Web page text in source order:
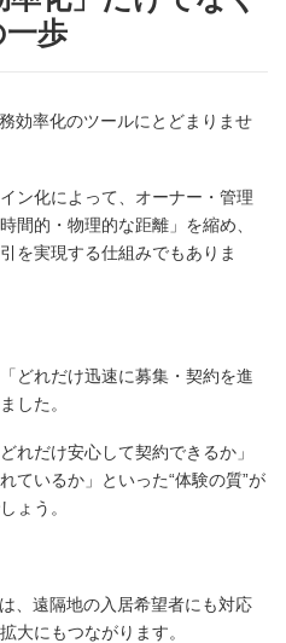
一歩
効率化のツールにとどまりませ
ン化によって、オーナー・管理
間的・物理的な距離」を縮め、
を実現する仕組みでもありま
どれだけ迅速に募集・契約を進
した。
れだけ安心して契約できるか」
ているか」といった“体験の質”が
ょう。
、遠隔地の入居希望者にも対応
大にもつながります。